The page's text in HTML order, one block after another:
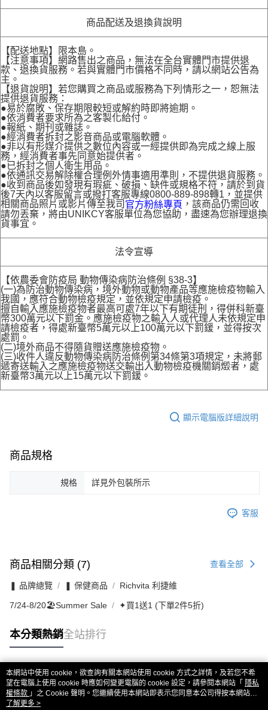
商品配送及退換貨說明
【配送地點】限本島。
【注意事項】網路售出之商品，無法在全台實體門市提供退
款、退換貨服務。若與實體門市價格不同時，請以網站公告為
主。
【退貨說明】若您購買之商品或服務為下列情形之一，恕無法
提供退貨服務：
●易於腐敗、保存期限較短或解約時即將逾期。
●依消費者要求所為之客製化給付。
●報紙、期刊或雜誌。
●經消費者拆封之影音商品或電腦軟體。
●非以有形媒介提供之數位內容或一經提供即為完成之線上服
務，經消費者事先同意始提供者。
●已拆封之個人衛生用品。
●依通訊交易解除權合理例外情事適用準則，不提供退貨服務。
●收到商品後如發現有瑕疵、破損、缺件或規格不符，請於到貨
後7天內以客服留言或撥打客服專線0800-889-898轉1，並提供
相關商品照片或影片傳至我司 官方粉絲專頁 ，該商品仍需回收
請勿丟棄，將由UNIKCY客服單位為您協助，盡速為您辦理退換
貨事宜。
法令宣導
【依農委會防疫局 動物傳染病防治條例 §38-3】
(一)為防治動物傳染病，境外動物或動物產品等應施檢疫物輸入
我國，應符合動物檢疫規定，並依規定申請檢疫。
擅自輸入應施檢疫物者最高可處7年以下有期徒刑，得併科新臺
幣300萬元以下罰金。應施檢疫物之輸入人或代理人未依規定申
請檢疫者，得處新臺幣5萬元以上100萬元以下罰鍰，並得按次
處罰。
(二)境外商品不得隨貨贈送應施檢疫物。
(三)收件人違反動物傳染病防治條例第34條第3項規定，未將郵
遞寄送輸入之應施檢疫物送交輸出入動物檢疫機關銷燬者，處
新臺幣3萬元以上15萬元以下罰鍰。
顯示電腦版詳細說明
商品規格
規格 詳見外包裝所示
客服
商品相關分類 (7) 查看全部
❚ 品牌總覽 ❚ 保健商品 Richvita 利捷維
7/24-8/20🏖️Summer Sale ✦買1送1 (下單2件5折)
本分類熱銷全站排行
熱門標籤
本網站中使用 cookie，欲查詢有關本網站使用 cookie 方式之詳情，及若您不希
望在電腦上使用 cookie 時應如何變更電腦的 cookie 設定，請參閱本網站「 隱私
權條款 」之 Cookie 聲明。您繼續使用本網站即表示您同意本公司得按本網站使
用條款之 Cookie 聲明使用 cookie。
了解更多 >